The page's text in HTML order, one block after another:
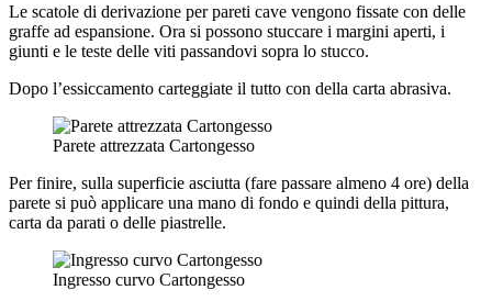
Le scatole di derivazione per pareti cave vengono fissate con delle
graffe ad espansione. Ora si possono stuccare i margini aperti, i
giunti e le teste delle viti passandovi sopra lo stucco.
Dopo l’essiccamento carteggiate il tutto con della carta abrasiva.
Parete attrezzata Cartongesso
Per finire, sulla superficie asciutta (fare passare almeno 4 ore) della
parete si può applicare una mano di fondo e quindi della pittura,
carta da parati o delle piastrelle.
Ingresso curvo Cartongesso